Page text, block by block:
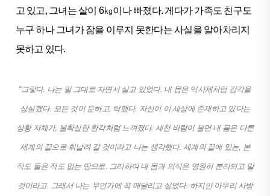
고 있고, 그녀는 살이 6㎏이나 빠졌다. 게다가 가족도 친구도
누구 하나 그녀가 잠을 이루지 못한다는 사실을 알아차리지
못하고 있다.
“그렇다. 나는 말 그대로 자면서 살고 있었다. 내 몸은 익사체처럼 감각을
상실했다. 모든 것이 둔하고, 탁했다. 자신이 이 세상에 존재하고 있다는
상황 자체가, 불확실한 환각처럼 느껴졌다. 세찬 바람이 불면 내 몸은 다른
세계의 끝으로 휘날려 갈 것이라고 나는 생각했다. 세계의 끝에 있는, 본
적도 들은 적도 없는 땅으로. 그리하여 내 몸과 의식은 영원히 분리되고 말
것이라고. 그래서 나는 무언가에 꼭 매달리고 싶었다. 하지만 아무리 사방